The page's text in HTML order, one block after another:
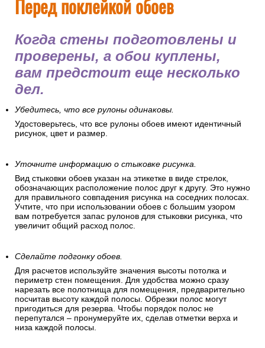
Постелите на пол полиэтиленовую пленку или
картонки.
полосы и подготовиться к оклеиванию.
Перед поклейкой обоев
Когда стены подготовлены и
проверены, а обои куплены,
вам предстоит еще несколько
Убедитесь, что все рулоны одинаковы.
Удостоверьтесь, что все рулоны обоев имеют идентичный
рисунок, цвет и размер.
Уточните информацию о стыковке рисунка.
обозначающих расположение полос друг к другу. Это нужно
для правильного совпадения рисунка на соседних полосах.
Учтите, что при использовании обоев с большим узором
вам потребуется запас рулонов для стыковки рисунка, что
увеличит общий расход полос.
Сделайте подгонку обоев.
Для расчетов используйте значения высоты потолка и